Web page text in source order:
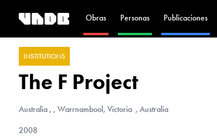
Obras Personas Publicaciones
INSTITUTIONS
The F Project
Australia , , Warrnambool, Victoria , Australia
2008